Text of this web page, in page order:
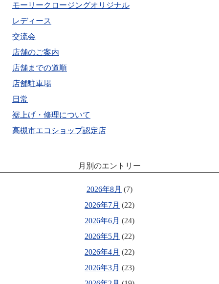
モーリークロージングオリジナル
レディース
交流会
店舗のご案内
店舗までの道順
店舗駐車場
日常
裾上げ・修理について
高槻市エコショップ認定店
月別のエントリー
2026年8月 (7)
2026年7月 (22)
2026年6月 (24)
2026年5月 (22)
2026年4月 (22)
2026年3月 (23)